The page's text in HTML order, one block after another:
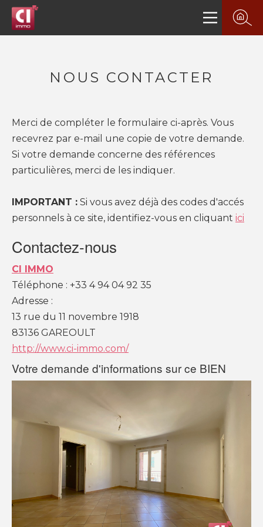
NOUS CONTACTER
Merci de compléter le formulaire ci-après. Vous
recevrez par e-mail une copie de votre demande.
Si votre demande concerne des références
particulières, merci de les indiquer.
IMPORTANT : Si vous avez déjà des codes d'accés
personnels à ce site, identifiez-vous en cliquant ici
Contactez-nous
CI IMMO
Téléphone : +33 4 94 04 92 35
Adresse :
13 rue du 11 novembre 1918
83136 GAREOULT
http://www.ci-immo.com/
Votre demande d'informations sur ce BIEN
PLUS DE 20 ANS D'EXPÉRIENCE
DANS L'IMMOBILIER.
L'AGENCE CI-IMMO
L'agence
Nos collaborateurs
Devenez mandataires
Mentions légales
Politique de confidentialités
Nous contacter
NOS THÉMATIQUES
Bienvenue
Acheter
Vendre
Estimer
Louer